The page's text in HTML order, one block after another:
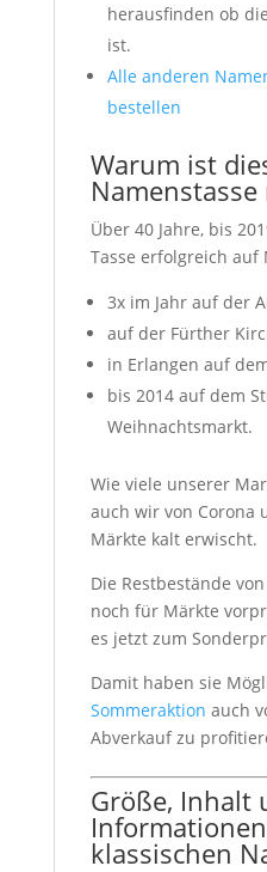
herausfinden ob
ist.
Alle anderen
bestellen
Warum ist
Über 40 Jahre, bis
Tasse erfolgreich auf
3x im Jahr auf der
auf der Fürther
in Erlangen auf
bis 2014 auf dem
Weihnachtsmarkt.
Wie viele unserer
auch wir von Corona
Märkte kalt erwischt.
Die Restbestände
noch für Märkte
es jetzt zum
Damit haben sie
Sommeraktion auch
Abverkauf zu
Größe, Inhalt
klassischen